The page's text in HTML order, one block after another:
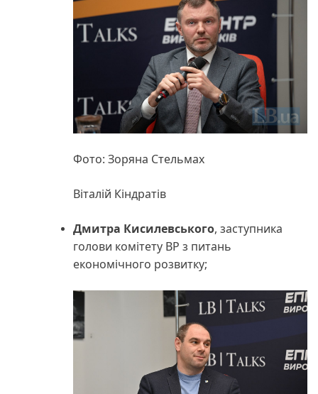
Фото: Зоряна Стельмах
Віталій Кіндратів
Дмитра Кисилевського, заступника
голови комітету ВР з питань
економічного розвитку;